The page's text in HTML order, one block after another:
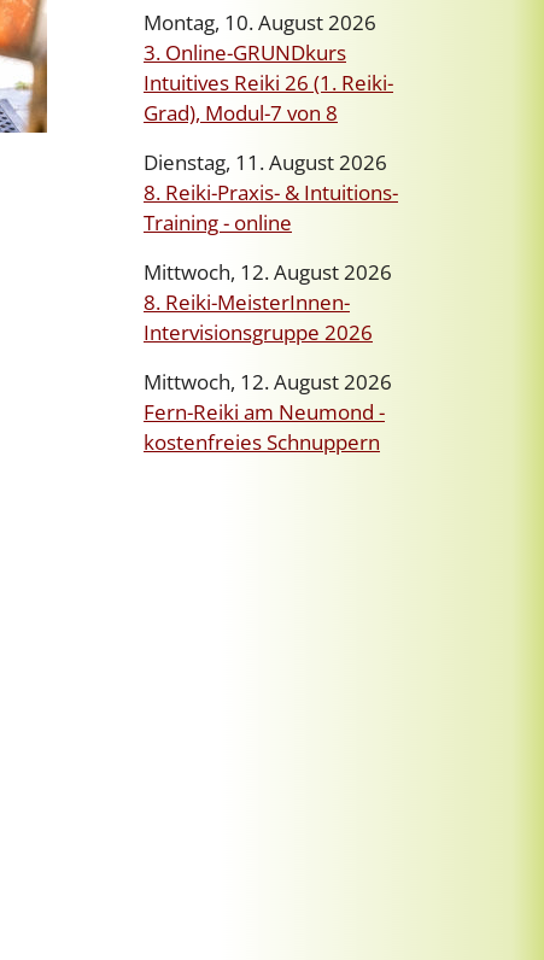
Montag, 10. August 2026
3. Online-GRUNDkurs
Intuitives Reiki 26 (1. Reiki-
Grad), Modul-7 von 8
Dienstag, 11. August 2026
8. Reiki-Praxis- & Intuitions-
Training - online
Mittwoch, 12. August 2026
8. Reiki-MeisterInnen-
Intervisionsgruppe 2026
Mittwoch, 12. August 2026
Fern-Reiki am Neumond -
kostenfreies Schnuppern